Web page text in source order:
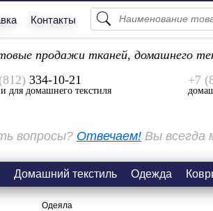
Контакты
продажи тканей, домашнего
334-10-21
для домашнего текстиля
+7
вопросы? Отвечаем! Вы всегда
Домашний текстиль Одежда
Одеяла